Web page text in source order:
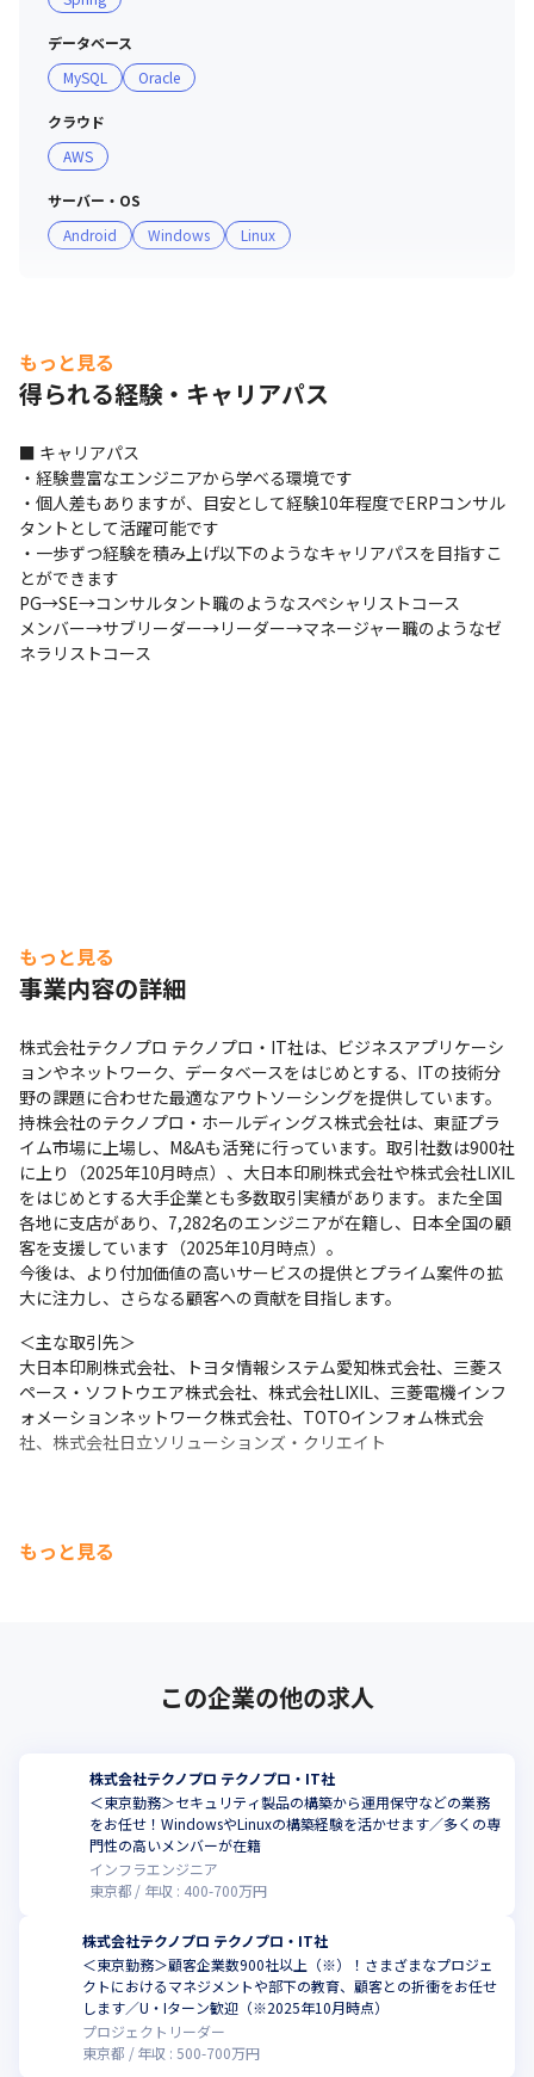
とりが明確な目的意識を持って業務を遂行する文化作りを
行っています
・テクノプロの元エンジニアがCDAに着任し、一人ひとり
のキャリアプランの相談を受け付けています
＜提案ボックスの運営＞
えから、さまざまな従業員の意見を募集する制度です
・年に一度ESアンケートを回収して一人ひとりの声を広
＜社内相談体制＞
・従業員一人ひとりが活力に満ちて業務に取り組み、パフ
ォーマンスを最大限に発揮できるように、「メンタルヘル
ス」および「ハラスメント」についての相談窓口を設置し
ています
・専門的な知識と経験が豊富な有資格者が相談に対応し、
課題やストレスが大きくなる前に、課題解決もしくはスト
レス軽減の方向を見出せるよう、バックアップ体制を整え
ています
・定期的にメンタルヘルス/セルフケア研修（従業員向
け）や、メンタルヘルス/ラインケア研修（管理監督者向
顧客のDX推進をサポートします。
データベース
MySQL
Oracle
クラウド
AWS
サーバー・OS
Android
Windows Linux
もっと見る
得られる経験・キャリアパス
■ キャリアパス
・経験豊富なエンジニアから学べる環境です
・個人差もありますが、目安として経験10年程度でERPコンサル
タントとして活躍可能です
・一歩ずつ経験を積み上げ以下のようなキャリアパスを目指すこ
とができます
PG→SE→コンサルタント職のようなスペシャリストコース
メンバー→サブリーダー→リーダー→マネージャー職のようなゼ
ネラリストコース
もっと見る
事業内容の詳細
株式会社テクノプロ テクノプロ・IT社は、ビジネスアプリケーシ
ョンやネットワーク、データベースをはじめとする、ITの技術分
野の課題に合わせた最適なアウトソーシングを提供しています。
持株会社のテクノプロ・ホールディングス株式会社は、東証プラ
イム市場に上場し、M&Aも活発に行っています。取引社数は900社
に上り（2025年10月時点）、大日本印刷株式会社や株式会社LIXIL
をはじめとする大手企業とも多数取引実績があります。また全国
各地に支店があり、7,282名のエンジニアが在籍し、日本全国の顧
客を支援しています（2025年10月時点）。
今後は、より付加価値の高いサービスの提供とプライム案件の拡
大に注力し、さらなる顧客への貢献を目指します。
＜主な取引先＞
大日本印刷株式会社、トヨタ情報システム愛知株式会社、三菱ス
ペース・ソフトウエア株式会社、株式会社LIXIL、三菱電機インフ
ォメーションネットワーク株式会社、TOTOインフォム株式会
社、株式会社日立ソリューションズ・クリエイト
もっと見る
この企業の他の求人
株式会社テクノプロ テクノプロ・IT社
＜東京勤務＞セキュリティ製品の構築から運用保守などの業務
をお任せ！WindowsやLinuxの構築経験を活かせます／多くの専
門性の高いメンバーが在籍
インフラエンジニア
東京都
年収 : 400-700万円
株式会社テクノプロ テクノプロ・IT社
＜東京勤務＞顧客企業数900社以上（※）！さまざまなプロジェ
クトにおけるマネジメントや部下の教育、顧客との折衝をお任せ
します／U・Iターン歓迎（※2025年10月時点）
プロジェクトリーダー
東京都
年収 :500-700万円